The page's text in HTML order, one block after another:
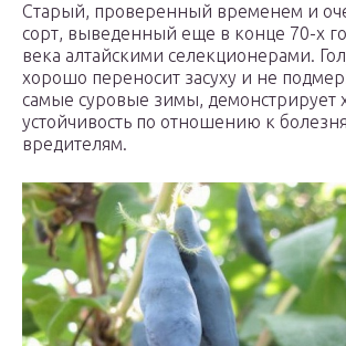
Старый, проверенный временем и
сорт, выведенный еще в конце 70-х
века алтайскими селекционерами.
хорошо переносит засуху и не
самые суровые зимы, демонстрирует
устойчивость по отношению к
вредителям.